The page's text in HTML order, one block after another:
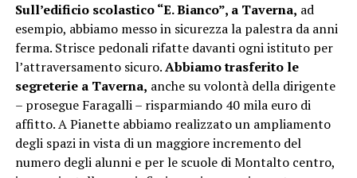
Sull’edificio scolastico “E. Bianco”, a Taverna, ad
esempio, abbiamo messo in sicurezza la palestra da anni
ferma. Strisce pedonali rifatte davanti ogni istituto per
l’attraversamento sicuro.Abbiamo trasferito le
segreterie a Taverna, anche su volontà della dirigente
– prosegue Faragalli – risparmiando 40 mila euro di
affitto. A Pianette abbiamo realizzato un ampliamento
degli spazi in vista di un maggiore incremento del
numero degli alunni e per le scuole di Montalto centro,